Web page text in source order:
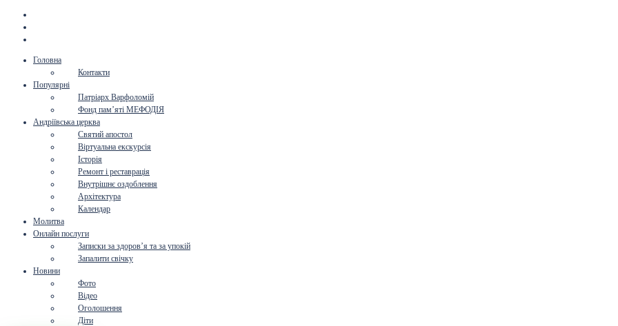
Головна
Контакти
Популярні
Патріарх Варфоломій
Фонд пам’яті МЕФОДІЯ
Андріївська церква
Святий апостол
Віртуальна екскурсія
Історія
Ремонт і реставрація
Внутрішнє оздоблення
Архітектура
Календар
Молитва
Онлайн послуги
Записки за здоров’я та за упокій
Запалити свічку
Новини
Фото
Відео
Оголошення
Діти